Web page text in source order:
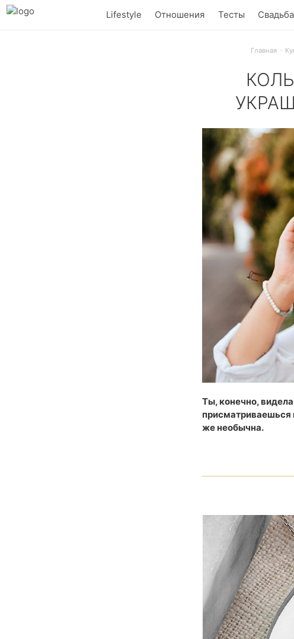
Lifestyle Отношения Тесты Свадьба
Главная
Год назад это
Ты, конечно,
присматриваешься
же необычна.